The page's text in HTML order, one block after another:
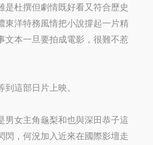
是杜撰但劇情既好看又符合歷史
東洋特務風情把小說撐起一片精
文本一旦要拍成電影，很難不惹
這部日片上映。
男女主角龜梨和也與深田恭子這
閃，何況加入近來在國際影壇走